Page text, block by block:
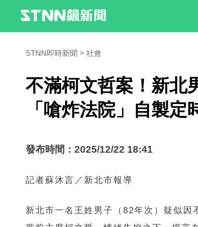
STNN即時新聞 社會
不滿柯文哲案！新北
「嗆炸法院」自製
發布時間：2025/12/22 18:41
記者蘇沐言／新北市報導
新北市一名王姓男子（82年次）疑似因